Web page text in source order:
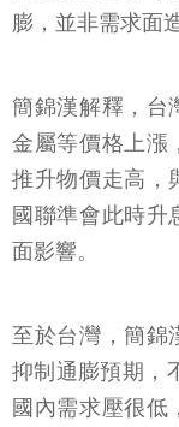
膨，並非需求面
簡錦漢解釋，台
金屬等價格上漲
推升物價走高，
國聯準會此時升
面影響。
至於台灣，簡錦
抑制通膨預期，
國內需求壓很低